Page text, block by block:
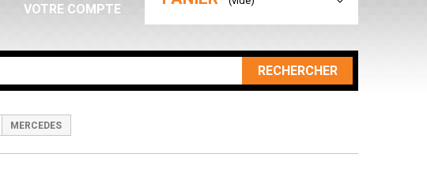
VOTRE COMPTE
RECHERCHER
MERCEDES